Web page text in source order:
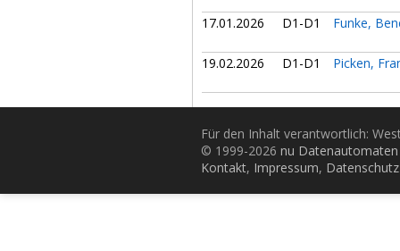
17.01.2026 D1-D1 Funke,
19.02.2026 D1-D1 Picken,
Für den Inhalt verantwortlich:
© 1999-2026 nu
Kontakt, Impressum, Datenschutz